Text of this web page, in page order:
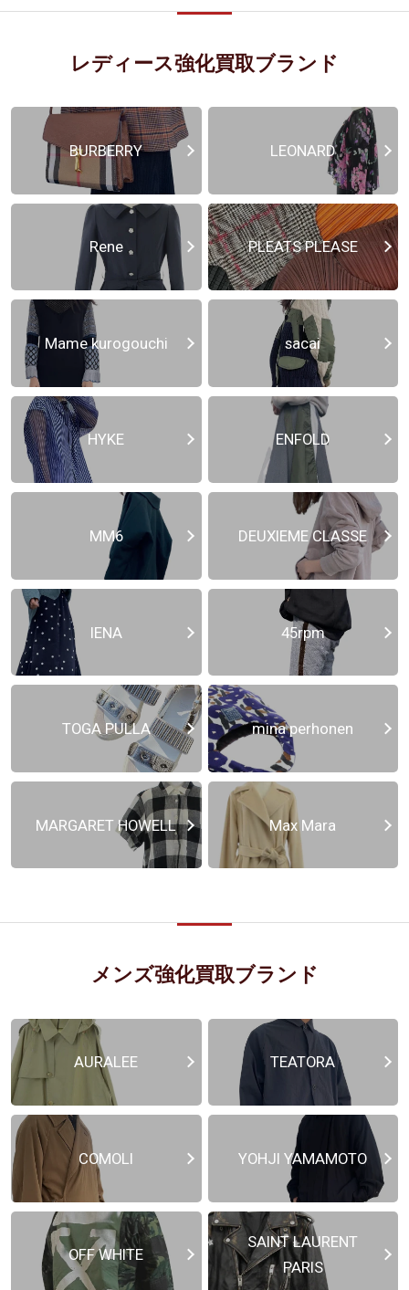
レディース強化買取ブランド
BURBERRY LEONARD
Rene PLEATS PLEASE
Mame kurogouchi sacai
HYKE ENFOLD
MM6 DEUXIEME CLASSE
IENA 45rpm
TOGA PULLA mina perhonen
MARGARET HOWELL Max Mara
メンズ強化買取ブランド
AURALEE TEATORA
COMOLI YOHJI YAMAMOTO
OFF WHITE
SAINT LAURENT
PARIS